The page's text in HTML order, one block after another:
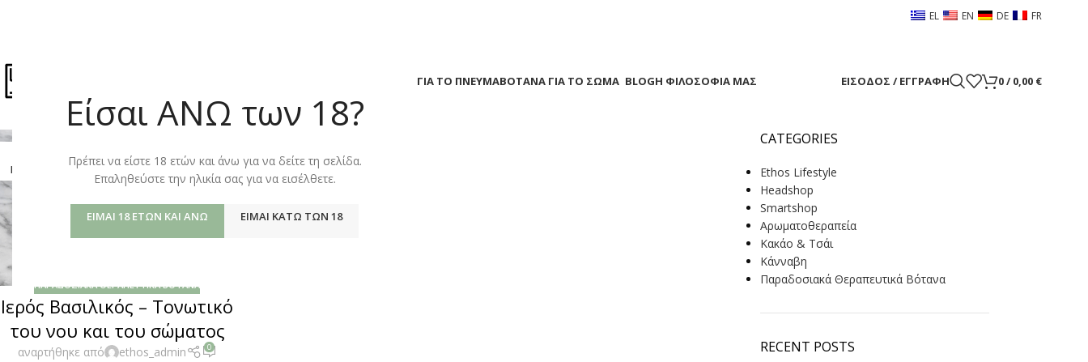
Είσαι ΑΝΩ των 18?
Πρέπει να είστε 18 ετών και άνω για να δείτε τη σελίδα.
Επαληθεύστε την ηλικία σας για να εισέλθετε.
ΕΊΜΑΙ 18 ΕΤΏΝ ΚΑΙ ΆΝΩ ΕΊΜΑΙ ΚΆΤΩ ΤΩΝ 18
EL EN DE FR
ΒΟΤΑΝΑ ΓΙΑ ΤΟ ΠΝΕΥΜΑΒΟΤΑΝΑ ΓΙΑ ΤΟ ΣΩΜΑ BLOGΗ ΦΙΛΟΣΟΦΙΑ ΜΑΣ ΕΊΣΟΔΟΣ / ΕΓΓΡΑΦΉ 0/ 0,00 €
ΙΟΎΛ
ΠΑΡΑΔΟΣΙΑΚΆ ΘΕΡΑΠΕΥΤΙΚΆ ΒΌΤΑΝΑ
Ιερός Βασιλικός – Τονωτικό
του νου και του σώματος
αναρτήθηκε από ethos_admin 0
CATEGORIES
Ethos Lifestyle
Headshop
Smartshop
Αρωματοθεραπεία
Κακάο & Τσάι
Κάνναβη
Παραδοσιακά Θεραπευτικά Βότανα
RECENT POSTS